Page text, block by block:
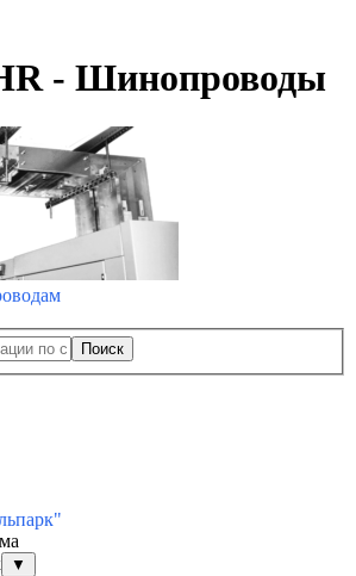
- Шинопроводы
Поиск
▼